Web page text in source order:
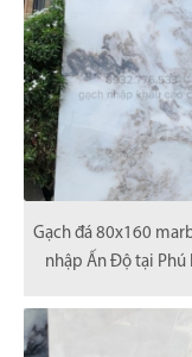
Gạch đá 80x160
nhập Ấn Độ tại Phú